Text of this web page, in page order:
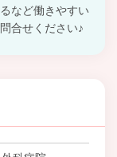
など働きやすい
合せください♪